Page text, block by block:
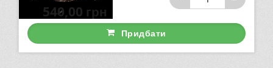
540,00 грн
Придбати